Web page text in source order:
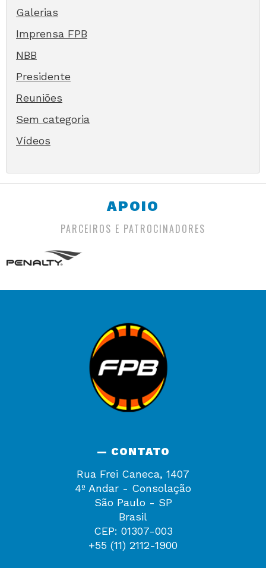
Galerias
Imprensa FPB
NBB
Presidente
Reuniões
Sem categoria
Vídeos
APOIO
PARCEIROS E PATROCINADORES
— CONTATO
Rua Frei Caneca, 1407
4º Andar - Consolação
São Paulo - SP
Brasil
CEP: 01307-003
+55 (11) 2112-1900